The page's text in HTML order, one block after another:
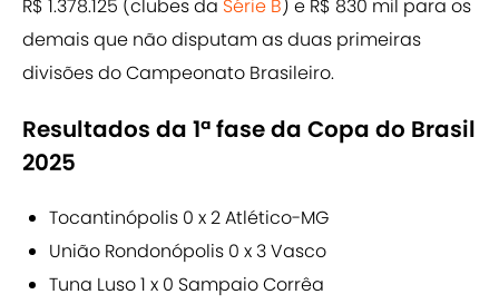
R$ 1.378.125 (clubes da Série B) e R$ 830 mil para os
demais que não disputam as duas primeiras
divisões do Campeonato Brasileiro.
Resultados da 1ª fase da Copa do Brasil
2025
Tocantinópolis 0 x 2 Atlético-MG
União Rondonópolis 0 x 3 Vasco
Tuna Luso 1 x 0 Sampaio Corrêa